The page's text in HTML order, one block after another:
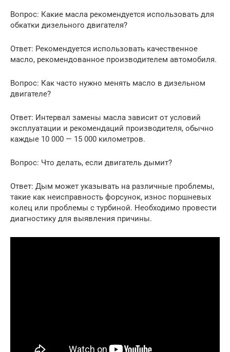
Вопрос: Какие масла рекомендуется использовать для
обкатки дизельного двигателя?
Ответ: Рекомендуется использовать качественное
масло, рекомендованное производителем автомобиля.
Вопрос: Как часто нужно менять масло в дизельном
двигателе?
Ответ: Интервал замены масла зависит от условий
эксплуатации и рекомендаций производителя, обычно
каждые 10 000 — 15 000 километров.
Вопрос: Что делать, если двигатель дымит?
Ответ: Дым может указывать на различные проблемы,
такие как неисправность форсунок, износ поршневых
колец или проблемы с турбиной. Необходимо провести
диагностику для выявления причины.